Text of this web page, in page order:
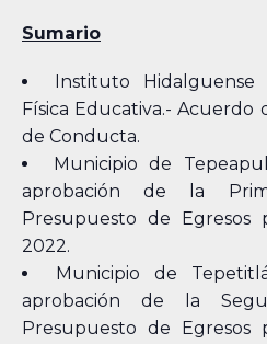
Sumario
Instituto
Física Educativa.-
de Conducta.
Municipio de
aprobación de la
Presupuesto de Egresos
2022.
Municipio de
aprobación de la
Presupuesto de Egresos